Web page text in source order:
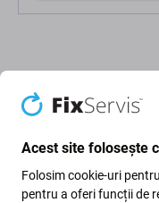
Descriere și specificații
Acest site folosește
Folosim cookie-uri
pentru a oferi funcții de